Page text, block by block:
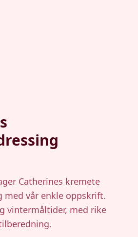
Catherines kremete
med vår enkle oppskrift.
vintermåltider, med rike